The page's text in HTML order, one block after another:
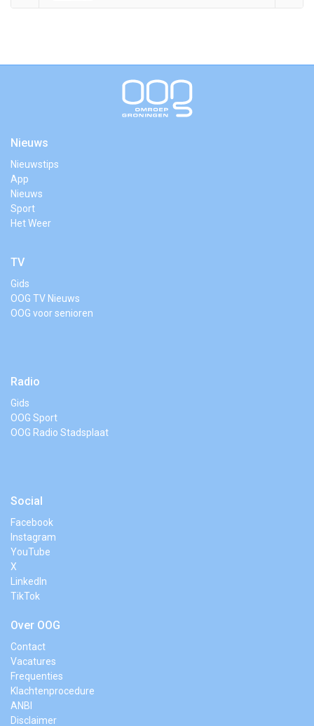
Nieuws
Nieuwstips
App
Nieuws
Sport
Het Weer
TV
Gids
OOG TV Nieuws
OOG voor senioren
Radio
Gids
OOG Sport
OOG Radio Stadsplaat
Social
Facebook
Instagram
YouTube
X
LinkedIn
TikTok
Over OOG
Contact
Vacatures
Frequenties
Klachtenprocedure
ANBI
Disclaimer